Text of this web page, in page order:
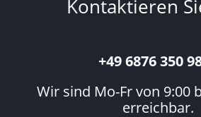
Kontaktieren
+49 6876 350
Wir sind Mo-Fr von 9:00
erreichbar.